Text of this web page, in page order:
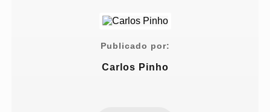
Publicado por:
Carlos Pinho